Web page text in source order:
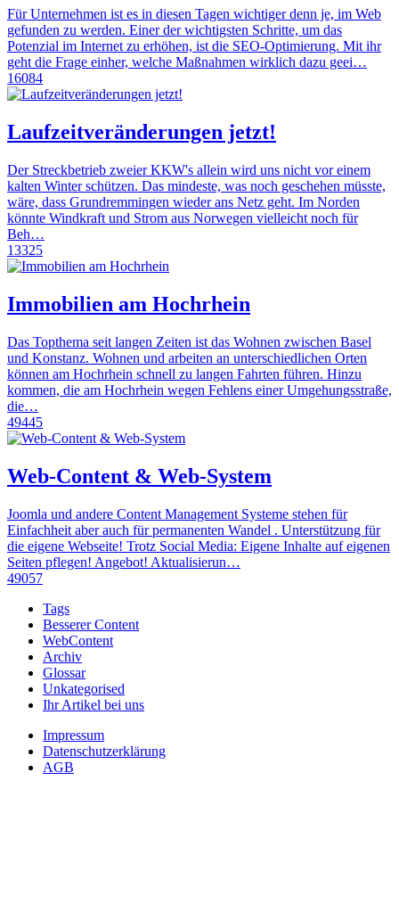
Für Unternehmen ist es in diesen Tagen wichtiger denn je, im Web
gefunden zu werden. Einer der wichtigsten Schritte, um das
Potenzial im Internet zu erhöhen, ist die SEO-Optimierung. Mit ihr
geht die Frage einher, welche Maßnahmen wirklich dazu geei…
16084
Laufzeitveränderungen jetzt!
Der Streckbetrieb zweier KKW's allein wird uns nicht vor einem
kalten Winter schützen. Das mindeste, was noch geschehen müsste,
wäre, dass Grundremmingen wieder ans Netz geht. Im Norden
könnte Windkraft und Strom aus Norwegen vielleicht noch für
Beh…
13325
Immobilien am Hochrhein
Das Topthema seit langen Zeiten ist das Wohnen zwischen Basel
und Konstanz. Wohnen und arbeiten an unterschiedlichen Orten
können am Hochrhein schnell zu langen Fahrten führen. Hinzu
kommen, die am Hochrhein wegen Fehlens einer Umgehungsstraße,
die…
49445
Web-Content & Web-System
Joomla und andere Content Management Systeme stehen für
Einfachheit aber auch für permanenten Wandel . Unterstützung für
die eigene Webseite! Trotz Social Media: Eigene Inhalte auf eigenen
Seiten pflegen! Angebot! Aktualisierun…
49057
Tags
Besserer Content
WebContent
Archiv
Glossar
Unkategorised
Ihr Artikel bei uns
Impressum
Datenschutzerklärung
AGB